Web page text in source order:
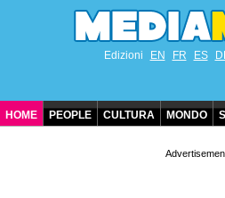
Edizioni EN FR ES
HOME PEOPLE CULTURA MONDO